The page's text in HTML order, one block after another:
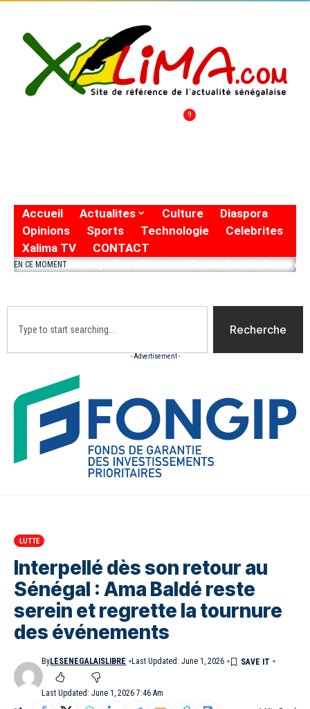
9
Accueil Actualites Culture
Diaspora
Opinions
Sports Technologie
Celebrites
Xalima TV
CONTACT
EN CE MOMENTDiomaye FayeOusmane SonkoJustice2eme
Recherche
- Advertisement -
LUTTE
Interpellé dès son retour au
Sénégal : Ama Baldé reste
serein et regrette la tournure
des événements
Last Updated: June 1, 2026 7:46 Am
ByLESENEGALAISLIBRE Last Updated: June 1, 2026